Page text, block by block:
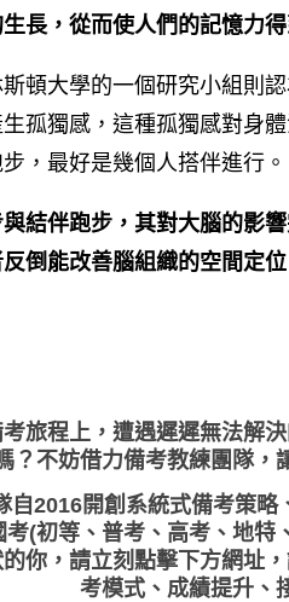
長，從而使人們的記憶力得
大學的一個研究小組則認
孤獨感，這種孤獨感對身
，最好是幾個人搭伴進行。
結伴跑步，其對大腦的影
倒能改善腦組織的空間定
旅程上， 遭遇遲遲無法解
？不妨借力備考教練團隊，
自2016開創系統式備考策
考(初等、普考、高考、地
你，請立刻點擊下方網址
考模式、成績提升、